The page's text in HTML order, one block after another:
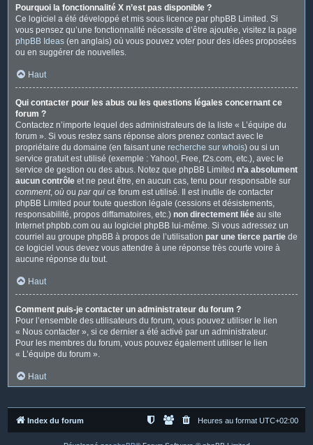
Pourquoi la fonctionnalité X n’est pas disponible ?
Ce logiciel a été développé et mis sous licence par phpBB Limited. Si
vous pensez qu’une fonctionnalité nécessite d’être ajoutée, visitez la page
phpBB Ideas (en anglais) où vous pouvez voter pour des idées proposées
ou en suggérer de nouvelles.
Haut
Qui contacter pour les abus ou les questions légales concernant ce
forum ?
Contactez n’importe lequel des administrateurs de la liste « L’équipe du
forum ». Si vous restez sans réponse alors prenez contact avec le
propriétaire du domaine (en faisant une recherche sur whois) ou si un
service gratuit est utilisé (exemple : Yahoo!, Free, f2s.com, etc.), avec le
service de gestion ou des abus. Notez que phpBB Limited n’a absolument
aucun contrôle et ne peut être, en aucun cas, tenu pour responsable sur
comment, où ou par qui ce forum est utilisé. Il est inutile de contacter
phpBB Limited pour toute question légale (cessions et désistements,
responsabilité, propos diffamatoires, etc.) non directement liée au site
Internet phpbb.com ou au logiciel phpBB lui-même. Si vous adressez un
courriel au groupe phpBB à propos de l’utilisation par une tierce partie de
ce logiciel vous devez vous attendre à une réponse très courte voire à
aucune réponse du tout.
Haut
Comment puis-je contacter un administrateur du forum ?
Pour l’ensemble des utilisateurs du forum, vous pouvez utiliser le lien
« Nous contacter », si ce dernier a été activé par un administrateur.
Pour les membres du forum, vous pouvez également utiliser le lien
« L’équipe du forum ».
Haut
Index du forum Heures au format UTC+02:00